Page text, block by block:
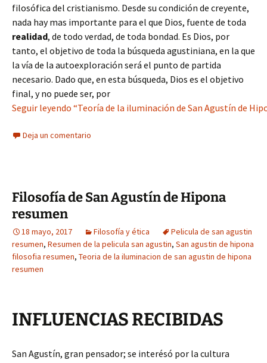
filosófica del cristianismo. Desde su condición de creyente,
nada hay mas importante para el que Dios, fuente de toda
realidad, de todo verdad, de toda bondad. Es Dios, por
tanto, el objetivo de toda la búsqueda agustiniana, en la que
la vía de la autoexploración será el punto de partida
necesario. Dado que, en esta búsqueda, Dios es el objetivo
final, y no puede ser, por
Seguir leyendo “Teoría de la iluminación de San Agustín de
Deja un comentario
Filosofía de San Agustín de Hipona
resumen
18 mayo, 2017 Filosofía y ética
Pelicula de san agustin
resumen, Resumen de la pelicula san agustin, San agustin de hipona
filosofia resumen, Teoria de la iluminacion de san agustin de hipona
resumen
INFLUENCIAS RECIBIDAS
San Agustín, gran pensador; se interésó por la cultura